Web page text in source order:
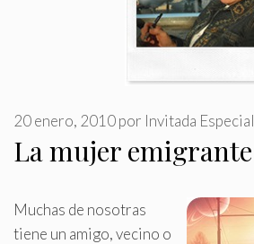
La mujer emigrante
20 enero, 2010por Invitada Especial
Muchas de nosotras
tiene un amigo, vecino o